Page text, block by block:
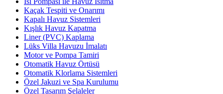
Kaçak Tespiti ve Onarımı
Kapalı Havuz Sistemleri
Kışlık Havuz Kapatma
Liner (PVC) Kaplama
Lüks Villa Havuzu İmalatı
Motor ve Pompa Tamiri
Otomatik Havuz Örtüsü
Otomatik Klorlama Sistemleri
Özel Jakuzi ve Spa Kurulumu
Özel Tasarım Şelaleler